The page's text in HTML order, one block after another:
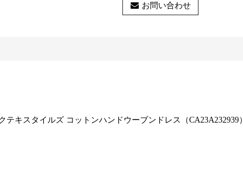
お問い合わせ
キスタイルズ コットンハンドウーブンドレス（CA23A232939）